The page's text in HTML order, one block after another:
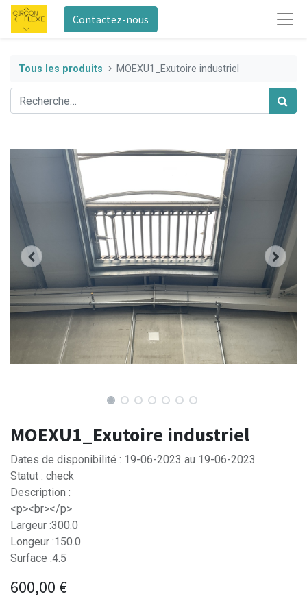
Contactez-nous
Tous les produits MOEXU1_Exutoire industriel
MOEXU1_Exutoire industriel
Dates de disponibilité : 19-06-2023 au 19-06-2023
Statut : check
Description :
<p><br></p>
Largeur :300.0
Longeur :150.0
Surface :4.5
600,00 €